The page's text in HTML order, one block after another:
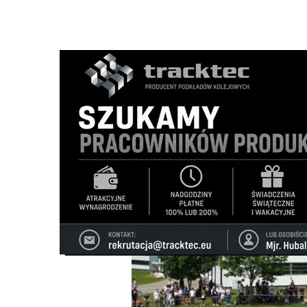
Ścieżka
nawigacyjna
Strona główna Wiadomości /Motoryzacja
Święto
MOTORYZACJA 05/06/2026/ 0 Komentarzy
Święto motoryzacji i rodzinny piknik w